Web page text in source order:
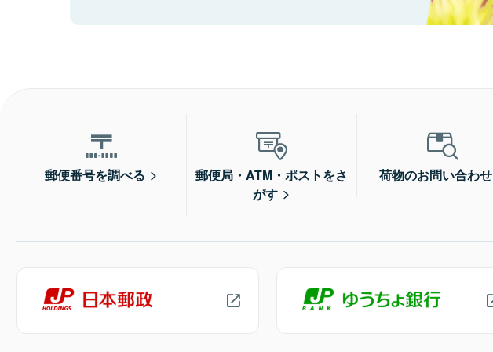
郵便番号を調べる
郵便局・ATM・ポストをさ
がす
荷物のお問い合わせ